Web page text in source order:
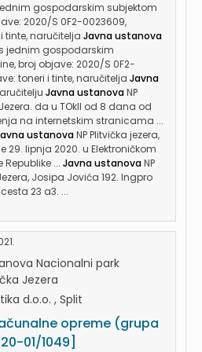
gospodarskim subjektom
2020/S 0F2-0023609,
tinte, naručitelja Javna ustanova
jednim gospodarskim
broj objave: 2020/S 0F2-
toneri i tinte, naručitelja Javna
Javna ustanovaNP
da u TOkll od 8 dana od
na internetskim stranicama ...
ustanovaNP Plitvička jezera,
29. lipnja 2020. u Elektroničkom
... Javna ustanovaNP
Josipa Jovića 192. Ingpro
23 a3. ...
Nacionalni park
Jezera
d.o.o. , Split
opreme (grupa
01/1049]